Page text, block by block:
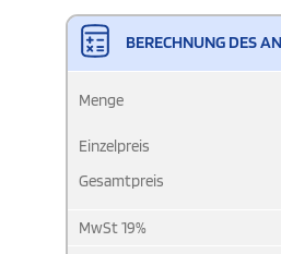
BERECHNUNG DES
Menge
Einzelpreis
Gesamtpreis
MwSt19%